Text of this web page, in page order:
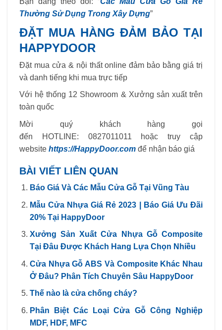
Thường Sử Dụng Trong Xây Dựng”
ĐẶT MUA HÀNG ĐẢM BẢO TẠI
HAPPYDOOR
Đặt mua cửa & nội thất online đảm bảo bằng giá trị
và danh tiếng khi mua trực tiếp
Với hệ thống 12 Showroom & Xưởng sản xuất trên
toàn quốc
Mời quý khách hàng gọi
đến HOTLINE: 0827011011 hoặc truy cập
website https://HappyDoor.com để nhận báo giá
BÀI VIẾT LIÊN QUAN
Báo Giá Và Các Mẫu Cửa Gỗ Tại Vũng Tàu
Mẫu Cửa Nhựa Giá Rẻ 2023 | Báo Giá Ưu Đãi
20% Tại HappyDoor
Xưởng Sản Xuất Cửa Nhựa Gỗ Composite
Tại Đâu Được Khách Hang Lựa Chọn Nhiều
Cửa Nhựa Gỗ ABS Và Composite Khác Nhau
Ở Đâu? Phân Tích Chuyên Sâu HappyDoor
Thế nào là cửa chống cháy?
Phân Biệt Các Loại Cửa Gỗ Công Nghiệp
MDF, HDF, MFC